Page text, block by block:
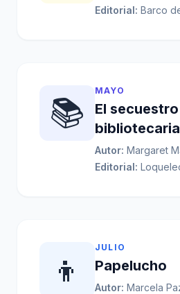
Editorial: Barco
📚
MAYO
El
bibliotecaria
Autor: Margaret
Editorial:
👦
JULIO
Papelucho
Autor: Marcela